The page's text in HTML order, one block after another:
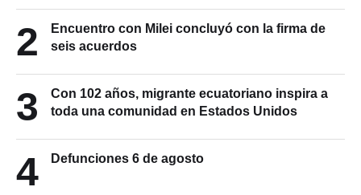
2
Encuentro con Milei concluyó con la firma de
seis acuerdos
3
Con 102 años, migrante ecuatoriano inspira a
toda una comunidad en Estados Unidos
4 Defunciones 6 de agosto